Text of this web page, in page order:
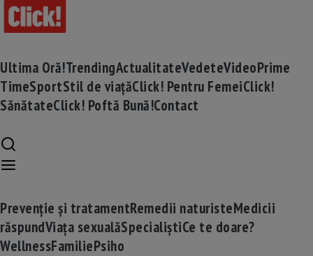
Ultima Oră!TrendingActualitateVedeteVideoPrime
TimeSportStil de viațăClick! Pentru FemeiClick!
SănătateClick! Poftă Bună!Contact
Prevenție și tratamentRemedii naturisteMedicii
răspundViața sexualăSpecialiștiCe te doare?
WellnessFamiliePsiho